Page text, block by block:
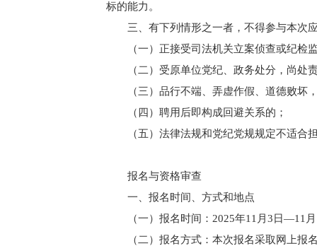
标的能力。
三、有下列情形之一者，不得参与本次
（一）正接受司法机关立案侦查或纪检
（二）受原单位党纪、政务处分，尚处
（三）品行不端、弄虚作假、道德败
（四）聘用后即构成回避关系的；
（五）法律法规和党纪党规规定不适合
报名与资格审查
一、报名时间、方式和地点
（一）报名时间：2025年11月3日—11
（二）报名方式：本次报名采取网上